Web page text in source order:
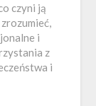
czyni ją
i
z
i